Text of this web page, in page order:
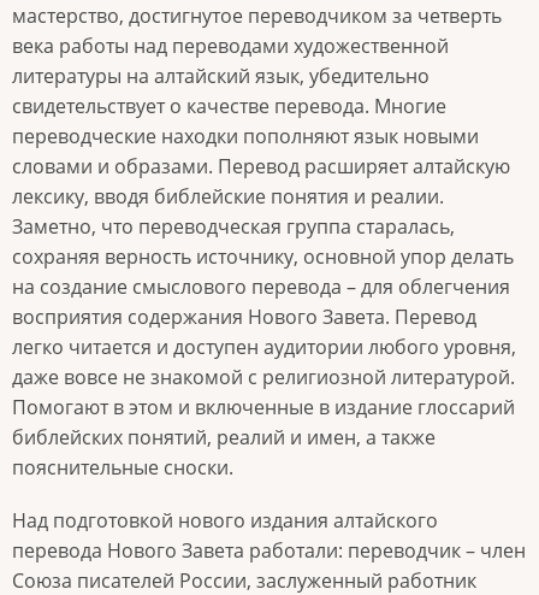
мастерство, достигнутое переводчиком за четверть
века работы над переводами художественной
литературы на алтайский язык, убедительно
свидетельствует о качестве перевода. Многие
переводческие находки пополняют язык новыми
словами и образами. Перевод расширяет алтайскую
лексику, вводя библейские понятия и реалии.
Заметно, что переводческая группа старалась,
сохраняя верность источнику, основной упор делать
на создание смыслового перевода – для облегчения
восприятия содержания Нового Завета. Перевод
легко читается и доступен аудитории любого уровня,
даже вовсе не знакомой с религиозной литературой.
Помогают в этом и включенные в издание глоссарий
библейских понятий, реалий и имен, а также
пояснительные сноски.
Над подготовкой нового издания алтайского
перевода Нового Завета работали: переводчик – член
Союза писателей России, заслуженный работник